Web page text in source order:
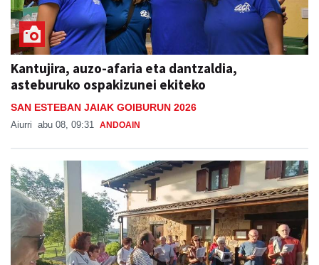
Kantujira, auzo-afaria eta dantzaldia,
asteburuko ospakizunei ekiteko
SAN ESTEBAN JAIAK GOIBURUN 2026
Aiurri abu 08, 09:31 ANDOAIN